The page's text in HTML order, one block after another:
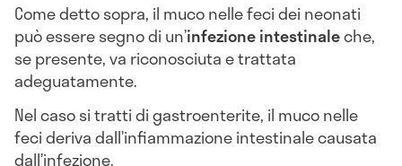
Come detto sopra, il muco nelle feci dei neonati
può essere segno di un’infezione intestinaleche,
se presente, va riconosciuta e trattata
adeguatamente.
Nel caso si tratti di gastroenterite, il muco nelle
feci deriva dall’infiammazione intestinale causata
dall’infezione.